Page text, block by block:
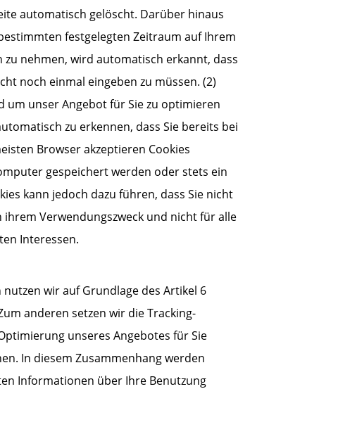
automatisch gelöscht. Darüber hinaus
festgelegten Zeitraum auf Ihrem
nehmen, wird automatisch erkannt, dass
noch einmal eingeben zu müssen. (2)
um unser Angebot für Sie zu optimieren
zu erkennen, dass Sie bereits bei
Browser akzeptieren Cookies
gespeichert werden oder stets ein
kann jedoch dazu führen, dass Sie nicht
Verwendungszweck und nicht für alle
Interessen.
wir auf Grundlage des Artikel 6
anderen setzen wir die Tracking-
unseres Angebotes für Sie
In diesem Zusammenhang werden
Informationen über Ihre Benutzung